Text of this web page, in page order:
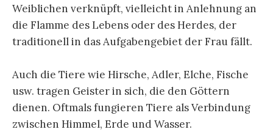
Weiblichen verknüpft, vielleicht in Anlehnung an
die Flamme des Lebens oder des Herdes, der
traditionell in das Aufgabengebiet der Frau fällt.
Auch die Tiere wie Hirsche, Adler, Elche, Fische
usw. tragen Geister in sich, die den Göttern
dienen. Oftmals fungieren Tiere als Verbindung
zwischen Himmel, Erde und Wasser.